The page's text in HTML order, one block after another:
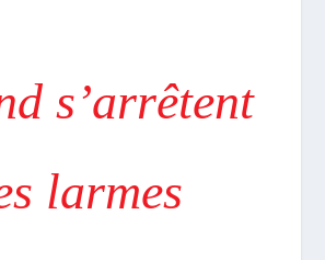
s’arrêtent
larmes